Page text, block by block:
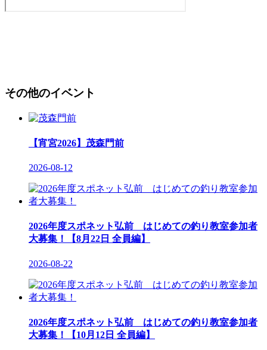
その他のイベント
【宵宮2026】茂森門前
2026-08-12
2026年度スポネット弘前 はじめての釣り教室参加者
大募集！【8月22日 全員編】
2026-08-22
2026年度スポネット弘前 はじめての釣り教室参加者
大募集！【10月12日 全員編】